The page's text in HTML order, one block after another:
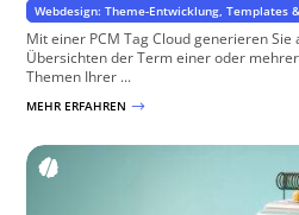
Webdesign: Theme-Entwicklung, Templates
Mit einer PCM Tag Cloud generieren
Übersichten der Term einer oder
Themen Ihrer ...
MEHR ERFAHREN $